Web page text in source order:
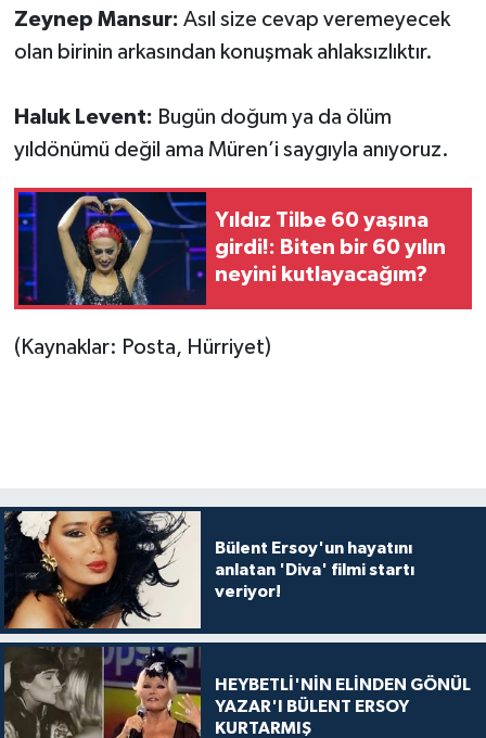
Zeynep Mansur: Asıl size cevap veremeyecek
olan birinin arkasından konuşmak ahlaksızlıktır.
Haluk Levent: Bugün doğum ya da ölüm
yıldönümü değil ama Müren’i saygıyla anıyoruz.
Yıldız Tilbe 60 yaşına
girdi!: Biten bir 60 yılın
neyini kutlayacağım?
(Kaynaklar: Posta, Hürriyet)
Bülent Ersoy'un hayatını
anlatan 'Diva' filmi startı
veriyor!
HEYBETLİ'NİN ELİNDEN GÖNÜL
YAZAR'I BÜLENT ERSOY
KURTARMIŞ